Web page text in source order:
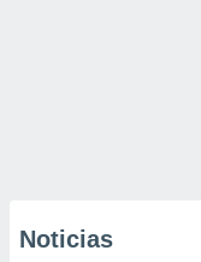
Noticias